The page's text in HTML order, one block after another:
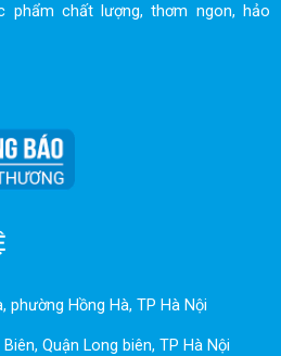
phẩm chất lượng, thơm ngon, hảo
phường Hồng Hà, TP Hà Nội
Quận Long biên, TP Hà Nội